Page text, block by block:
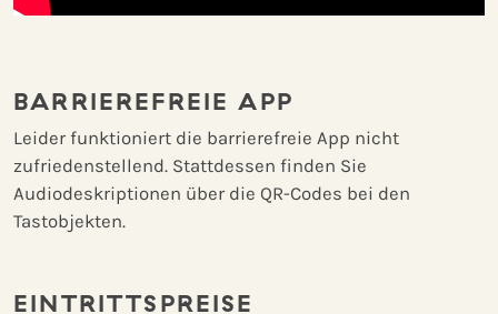
BARRIEREFREIE APP
Leider funktioniert die barrierefreie App nicht
zufriedenstellend. Stattdessen finden Sie
Audiodeskriptionen über die QR-Codes bei den
Tastobjekten.
EINTRITTSPREISE